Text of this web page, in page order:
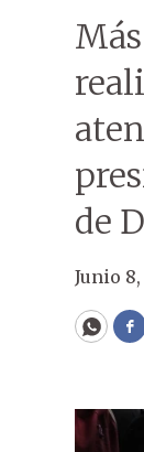
de
Junio